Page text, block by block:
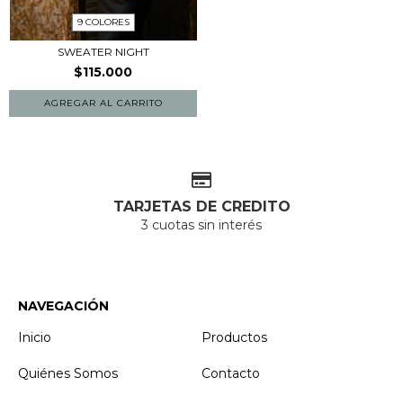
9 COLORES
SWEATER NIGHT
$115.000
AGREGAR AL CARRITO
TARJETAS DE CREDITO
3 cuotas sin interés
NAVEGACIÓN
Inicio
Productos
Quiénes Somos Contacto